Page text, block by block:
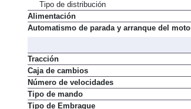
Válvulas por cilindro
Tipo de distribución
Alimentación
Tracción
Caja de cambios
Número de velocidades
Tipo de mando